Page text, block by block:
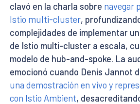
clavó en la charla sobre navegar
Istio multi-cluster,
complejidades de implementar
de Istio multi-cluster a escala,
modelo de hub-and-spoke. La
emocionó cuando Denis Jannot
una demostración en vivo y
con Istio Ambient,